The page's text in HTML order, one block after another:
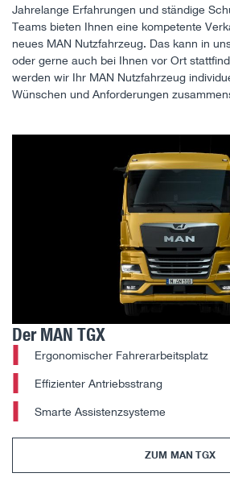
Jahrelange Erfahrungen und ständige
Teams bieten Ihnen eine kompetente
neues MAN Nutzfahrzeug. Das kann in
oder gerne auch bei Ihnen vor Ort
werden wir Ihr MAN Nutzfahrzeug
Wünschen und Anforderungen
Der MAN TGX
Ergonomischer Fahrerarbeitsplatz
Effizienter Antriebsstrang
Smarte Assistenzsysteme
ZUM MAN TGX